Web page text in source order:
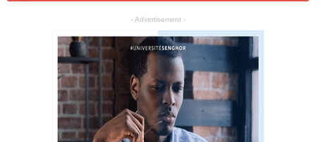
- Advertisement -